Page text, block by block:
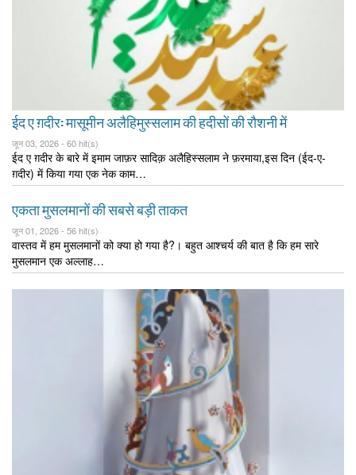
ईद ए ग़दीर: मासूमीन अलैहिमुस्सलाम की हदीसों की रौशनी में
जून 03, 2026 - 60 hit(s)
ईद ए ग़दीर के बारे में इमाम जाफ़र सादिक़ अलैहिस्सलाम ने फ़रमाया,इस दिन (ईद-ए-
ग़दीर) में किया गया एक नेक काम…
एकता मुसलमानों की सबसे बड़ी ताकत
जून 01, 2026 - 56 hit(s)
वास्तव में हम मुसलमानों को क्या हो गया है?। बहुत आश्चर्य की बात है कि हम सारे
मुसलमान एक अल्लाह…